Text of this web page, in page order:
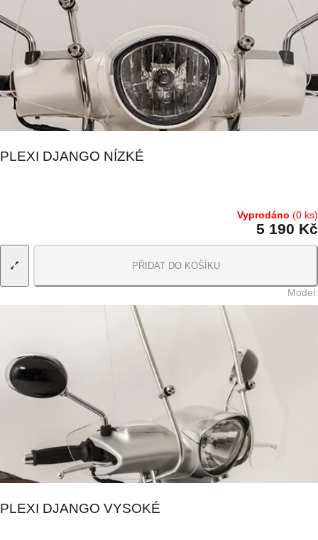
PLEXI DJANGO NÍZKÉ
Vyprodáno (0 ks)
5 190 Kč
PŘIDAT DO KOŠÍKU
Model:
PLEXI DJANGO VYSOKÉ